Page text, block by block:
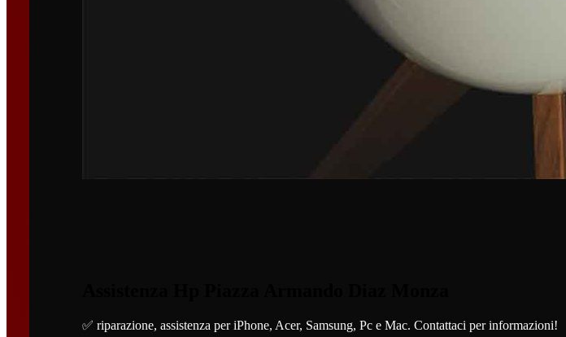
✅ riparazione, assistenza per iPhone, Acer, Samsung, Pc e Mac. Contattaci per informazioni!